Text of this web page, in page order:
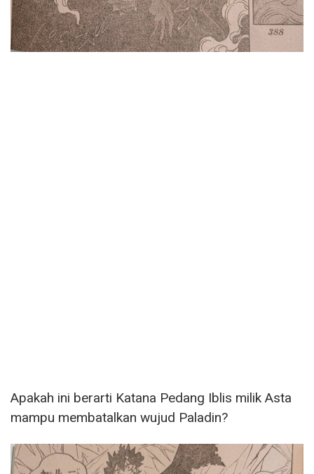
Apakah ini berarti Katana Pedang Iblis milik Asta
mampu membatalkan wujud Paladin?